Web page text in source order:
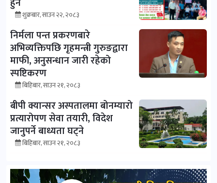
शुक्रबार, साउन २२, २०८३
निर्मला पन्त प्रकरणबारे
अभिव्यक्तिपछि गृहमन्त्री गुरुङद्वारा
माफी, अनुसन्धान जारी रहेको
स्पष्टिकरण
बिहिबार, साउन २१, २०८३
बीपी क्यान्सर अस्पतालमा बोनम्यारो
प्रत्यारोपण सेवा तयारी, विदेश
जानुपर्ने बाध्यता घट्ने
बिहिबार, साउन २१, २०८३